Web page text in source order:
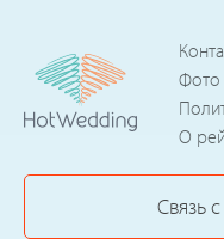
Фото
О
Связь